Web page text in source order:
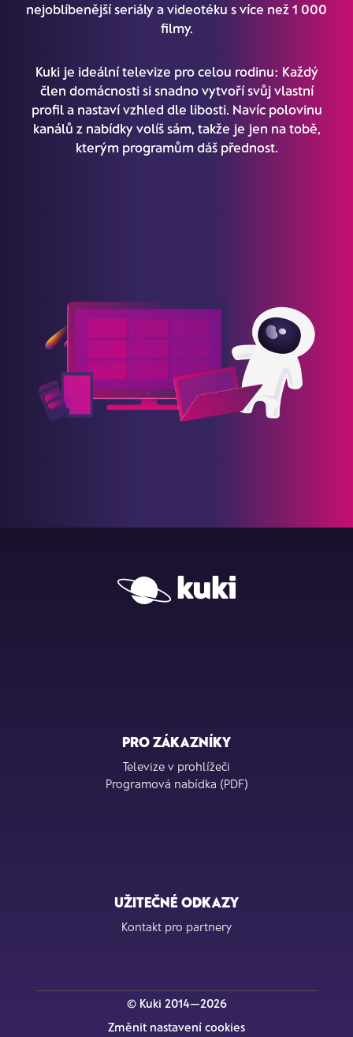
nejoblíbenější seriály a videotéku s více než 1 000
filmy.
Kuki je ideální televize pro celou rodinu: Každý
člen domácnosti si snadno vytvoří svůj vlastní
profil a nastaví vzhled dle libosti. Navíc polovinu
kanálů z nabídky volíš sám, takže je jen na tobě,
kterým programům dáš přednost.
PRO ZÁKAZNÍKY
Televize v prohlížeči
Programová nabídka (PDF)
UŽITEČNÉ ODKAZY
Kontakt pro partnery
© Kuki 2014—2026
Změnit nastavení cookies